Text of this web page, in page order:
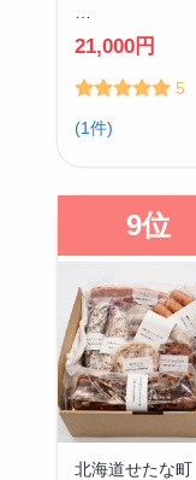
21,000円
5
(1件)
9位
北海道せたな町